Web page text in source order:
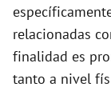
relacionadas
finalidad es
tanto a nivel